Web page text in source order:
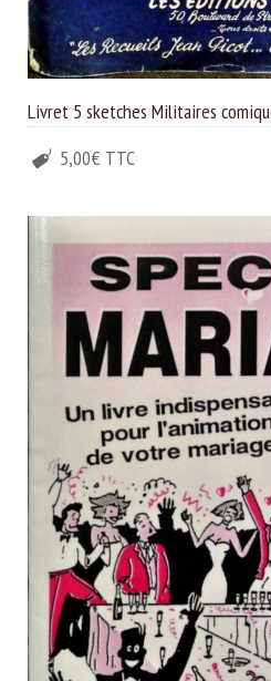
Livret 5 sketches Militaires
5,00€ TTC